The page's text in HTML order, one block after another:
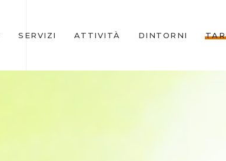
SERVIZI ATTIVITÀ DINTORNI